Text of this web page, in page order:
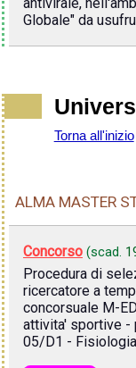
Globale" da
Torna all'inizio
ALMA MASTER
Concorso (scad.
Procedura di
ricercatore a
concorsuale M-
attivita' sportive
05/D1 -